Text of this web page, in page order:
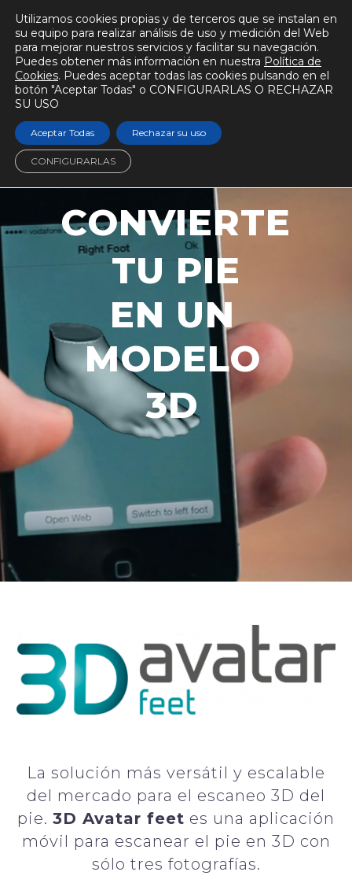
La solución más versátil y escalable
del mercado para el escaneo 3D del
pie. 3D Avatar feet es una aplicación
móvil para escanear el pie en 3D con
sólo tres fotografías.
Utilizamos cookies propias y de terceros que se instalan en
su equipo para realizar análisis de uso y medición del Web
para mejorar nuestros servicios y facilitar su navegación.
Puedes obtener más información en nuestra Política de
Cookies. Puedes aceptar todas las cookies pulsando en el
botón "Aceptar Todas" o CONFIGURARLAS O RECHAZAR
SU USO
Aceptar Todas Rechazar su uso
CONFIGURARLAS